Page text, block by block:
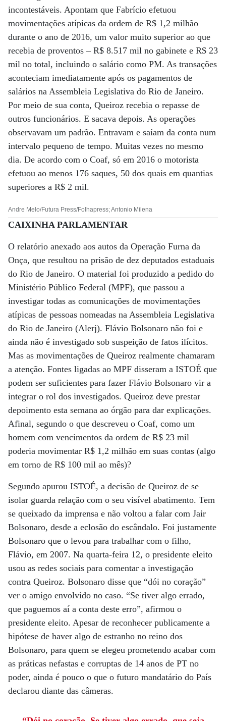
incontestáveis. Apontam que Fabrício efetuou
movimentações atípicas da ordem de R$ 1,2 milhão
durante o ano de 2016, um valor muito superior ao que
recebia de proventos – R$ 8.517 mil no gabinete e R$ 23
mil no total, incluindo o salário como PM. As transações
aconteciam imediatamente após os pagamentos de
salários na Assembleia Legislativa do Rio de Janeiro.
Por meio de sua conta, Queiroz recebia o repasse de
outros funcionários. E sacava depois. As operações
observavam um padrão. Entravam e saíam da conta num
intervalo pequeno de tempo. Muitas vezes no mesmo
dia. De acordo com o Coaf, só em 2016 o motorista
efetuou ao menos 176 saques, 50 dos quais em quantias
superiores a R$ 2 mil.
Andre Melo/Futura Press/Folhapress; Antonio Milena
CAIXINHA PARLAMENTAR
O relatório anexado aos autos da Operação Furna da
Onça, que resultou na prisão de dez deputados estaduais
do Rio de Janeiro. O material foi produzido a pedido do
Ministério Público Federal (MPF), que passou a
investigar todas as comunicações de movimentações
atípicas de pessoas nomeadas na Assembleia Legislativa
do Rio de Janeiro (Alerj). Flávio Bolsonaro não foi e
ainda não é investigado sob suspeição de fatos ilícitos.
Mas as movimentações de Queiroz realmente chamaram
a atenção. Fontes ligadas ao MPF disseram a ISTOÉ que
podem ser suficientes para fazer Flávio Bolsonaro vir a
integrar o rol dos investigados. Queiroz deve prestar
depoimento esta semana ao órgão para dar explicações.
Afinal, segundo o que descreveu o Coaf, como um
homem com vencimentos da ordem de R$ 23 mil
poderia movimentar R$ 1,2 milhão em suas contas (algo
em torno de R$ 100 mil ao mês)?
Segundo apurou ISTOÉ, a decisão de Queiroz de se
isolar guarda relação com o seu visível abatimento. Tem
se queixado da imprensa e não voltou a falar com Jair
Bolsonaro, desde a eclosão do escândalo. Foi justamente
Bolsonaro que o levou para trabalhar com o filho,
Flávio, em 2007. Na quarta-feira 12, o presidente eleito
usou as redes sociais para comentar a investigação
contra Queiroz. Bolsonaro disse que “dói no coração”
ver o amigo envolvido no caso. “Se tiver algo errado,
que paguemos aí a conta deste erro”, afirmou o
presidente eleito. Apesar de reconhecer publicamente a
hipótese de haver algo de estranho no reino dos
Bolsonaro, para quem se elegeu prometendo acabar com
as práticas nefastas e corruptas de 14 anos de PT no
poder, ainda é pouco o que o futuro mandatário do País
declarou diante das câmeras.